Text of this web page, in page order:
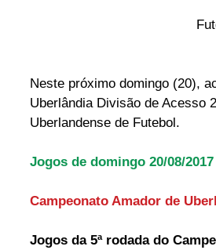
Neste próximo domingo (20),
Uberlândia Divisão de Acesso
Uberlandense de Futebol.
Jogos de domingo 20/08/2017
Campeonato Amador de
Jogos da 5ª rodada do